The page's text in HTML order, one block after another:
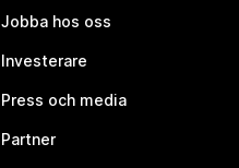
Jobba hos oss
Investerare
Press och media
Partner